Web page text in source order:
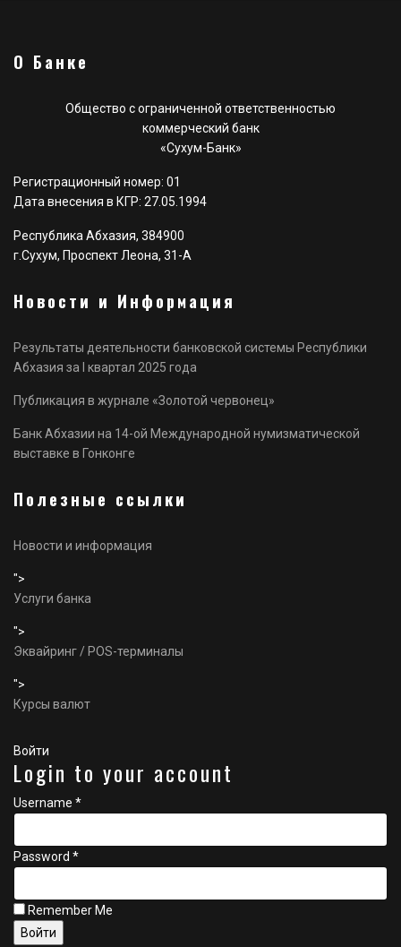
О Банке
Общество с ограниченной ответственностью
коммерческий банк
«Сухум-Банк»
Регистрационный номер: 01
Дата внесения в КГР: 27.05.1994
Республика Абхазия, 384900
г.Сухум, Проспект Леона, 31-А
Новости и Информация
Результаты деятельности банковской системы Республики
Абхазия за I квартал 2025 года
Публикация в журнале «Золотой червонец»
Банк Абхазии на 14-ой Международной нумизматической
выставке в Гонконге
Полезные ссылки
Новости и информация
">
Услуги банка
">
Эквайринг / POS-терминалы
">
Курсы валют
Войти
Login to your account
Username *
Password *
Remember Me